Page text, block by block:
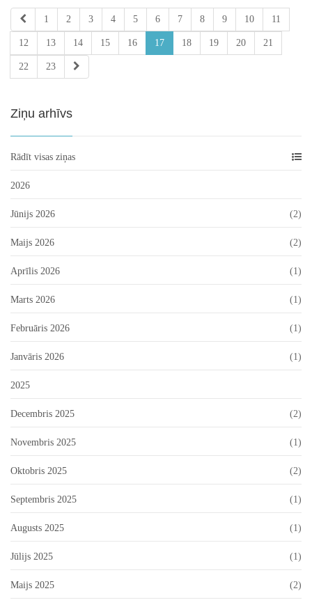
1 2 3 4 5 6 7 8 9 10 11
12 13 14 15 16 17 18 19 20 21
22 23
Ziņu arhīvs
Rādīt visas ziņas
2026
Jūnijs 2026 (2)
Maijs 2026 (2)
Aprīlis 2026 (1)
Marts 2026 (1)
Februāris 2026 (1)
Janvāris 2026 (1)
2025
Decembris 2025 (2)
Novembris 2025 (1)
Oktobris 2025 (2)
Septembris 2025 (1)
Augusts 2025 (1)
Jūlijs 2025 (1)
Maijs 2025 (2)